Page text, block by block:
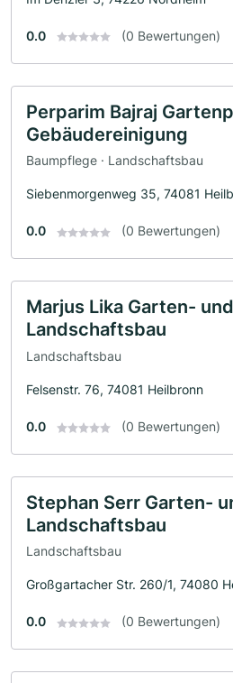
0.0 (0 Bewertungen)
Perparim Bajraj
Gebäudereinigung
Baumpflege · Landschaftsbau
Siebenmorgenweg 35, 74081
0.0 (0 Bewertungen)
Marjus Lika Garten- und
Landschaftsbau
Landschaftsbau
Felsenstr. 76, 74081 Heilbronn
0.0 (0 Bewertungen)
Stephan Serr Garten-
Landschaftsbau
Landschaftsbau
Großgartacher Str. 260/1, 74080
0.0 (0 Bewertungen)